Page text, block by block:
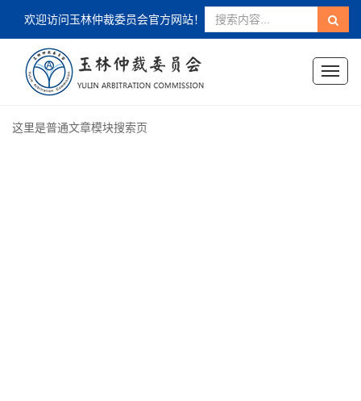
欢迎访问玉林仲裁委员会官方网站！
这里是普通文章模块搜索页